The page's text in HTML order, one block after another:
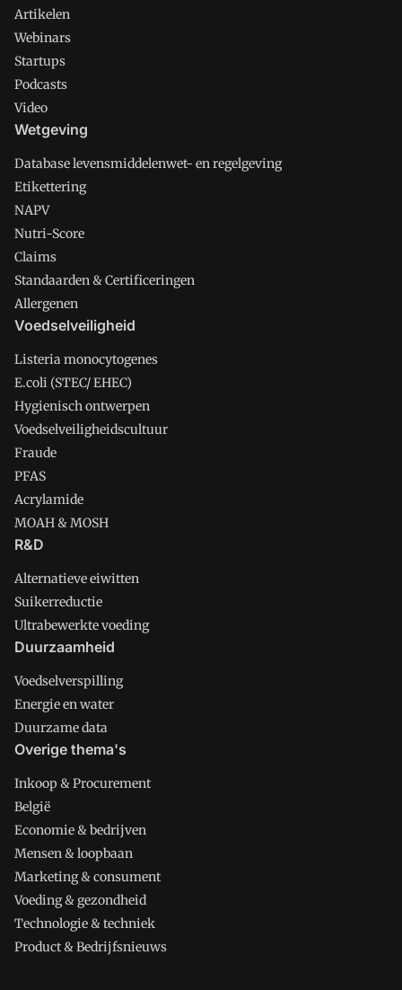
Artikelen
Webinars
Startups
Podcasts
Video
Wetgeving
Database levensmiddelenwet- en regelgeving
Etikettering
NAPV
Nutri-Score
Claims
Standaarden & Certificeringen
Allergenen
Voedselveiligheid
Listeria monocytogenes
E.coli (STEC/ EHEC)
Hygienisch ontwerpen
Voedselveiligheidscultuur
Fraude
PFAS
Acrylamide
MOAH & MOSH
R&D
Alternatieve eiwitten
Suikerreductie
Ultrabewerkte voeding
Duurzaamheid
Voedselverspilling
Energie en water
Duurzame data
Overige thema's
Inkoop & Procurement
België
Economie & bedrijven
Mensen & loopbaan
Marketing & consument
Voeding & gezondheid
Technologie & techniek
Product & Bedrijfsnieuws